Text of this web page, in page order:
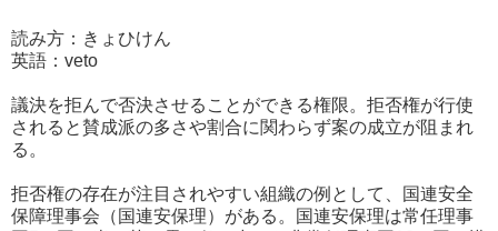
読み方：きょひけん
英語：veto
議決を拒んで否決させることができる権限。拒否権が行使
されると賛成派の多さや割合に関わらず案の成立が阻まれ
る。
拒否権の存在が注目されやすい組織の例として、国連安全
保障理事会（国連安保理）がある。国連安保理は常任理事